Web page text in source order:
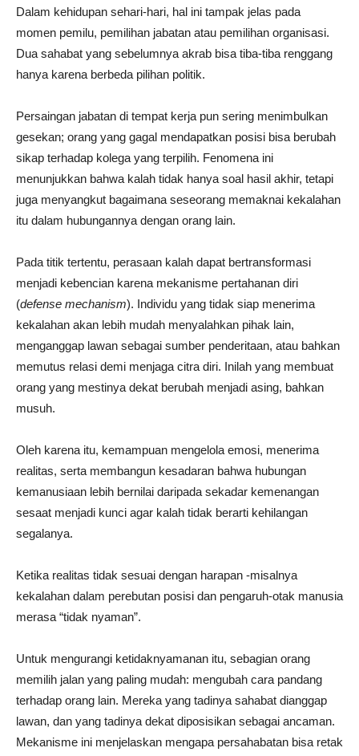
Dalam kehidupan sehari-hari, hal ini tampak jelas pada
momen pemilu, pemilihan jabatan atau pemilihan organisasi.
Dua sahabat yang sebelumnya akrab bisa tiba-tiba renggang
hanya karena berbeda pilihan politik.
Persaingan jabatan di tempat kerja pun sering menimbulkan
gesekan; orang yang gagal mendapatkan posisi bisa berubah
sikap terhadap kolega yang terpilih. Fenomena ini
menunjukkan bahwa kalah tidak hanya soal hasil akhir, tetapi
juga menyangkut bagaimana seseorang memaknai kekalahan
itu dalam hubungannya dengan orang lain.
Pada titik tertentu, perasaan kalah dapat bertransformasi
menjadi kebencian karena mekanisme pertahanan diri
(defense mechanism). Individu yang tidak siap menerima
kekalahan akan lebih mudah menyalahkan pihak lain,
menganggap lawan sebagai sumber penderitaan, atau bahkan
memutus relasi demi menjaga citra diri. Inilah yang membuat
orang yang mestinya dekat berubah menjadi asing, bahkan
musuh.
Oleh karena itu, kemampuan mengelola emosi, menerima
realitas, serta membangun kesadaran bahwa hubungan
kemanusiaan lebih bernilai daripada sekadar kemenangan
sesaat menjadi kunci agar kalah tidak berarti kehilangan
segalanya.
Ketika realitas tidak sesuai dengan harapan -misalnya
kekalahan dalam perebutan posisi dan pengaruh-otak manusia
merasa “tidak nyaman”.
Untuk mengurangi ketidaknyamanan itu, sebagian orang
memilih jalan yang paling mudah: mengubah cara pandang
terhadap orang lain. Mereka yang tadinya sahabat dianggap
lawan, dan yang tadinya dekat diposisikan sebagai ancaman.
Mekanisme ini menjelaskan mengapa persahabatan bisa retak